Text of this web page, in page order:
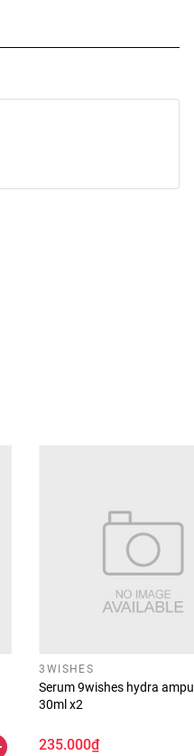
3WISHES
Serum 9wishes hydra
30ml x2
235.000₫